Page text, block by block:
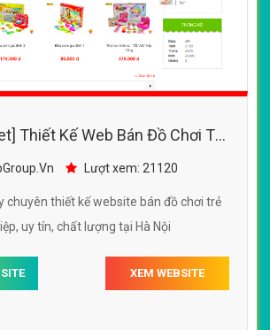
Thiết Kế Web Bán Đồ Chơi Trẻ
chuyên nghiệp chuẩn SEO
Lượt xem: 21120
chuyên thiết kế website bán đồ chơi trẻ
uy tín, chất lượng tại Hà Nội
XEM WEBSITE